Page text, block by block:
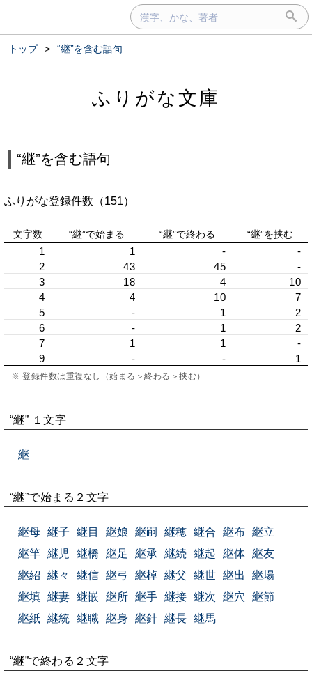
トップ > “継”を含む語句
ふりがな文庫
“継”を含む語句
ふりがな登録件数（151）
文字数 “継”で始まる “継”で終わる “継”を挟む
1 1 -
-
2
43 45
-
3
18 4
10
4
4 10
7
5
- 1
2
6
- 1
2
7
1 1
-
9
- - 1
※ 登録件数は重複なし（始まる＞終わる＞挟む）
“継” １文字
継
“継”で始まる２文字
継母 継子 継目 継娘 継嗣 継穂 継合 継布 継立
継竿 継児 継橋 継足 継承 継続 継起 継体 継友
継紹
継々 継信 継弓 継棹 継父 継世 継出
継場
継填 継妻 継嵌 継所 継手 継接 継次 継穴
継節
継紙 継統 継職 継身 継針 継長 継馬
“継”で終わる２文字